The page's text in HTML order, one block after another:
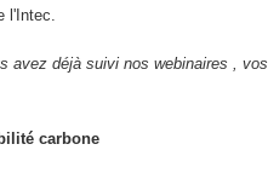
l'Intec.
avez déjà suivi nos webinaires , vos
carbone